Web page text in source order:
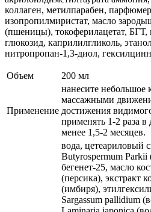
коллаген, метилпарабен,
изопропилмиристат, масло
(пшеницы), токоферилацетат, БГТ,
глюкозид, каприлилгликоль,
нитропропан-1,3-диол,
Объем 200 мл
Применение
нанесите небольшое
массажными
достижения
применять 1-2 раза
менее 1,5-2 месяцев.
вода, цетеариловый
Butyrospermum Parkii
бегенет-25, масло
(персика), экстракт
(имбиря),
Sargassum pallidium